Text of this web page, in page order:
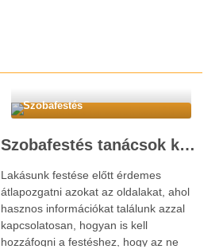
Szobafestés
Szobafestés tanácsok kezdőknek
Lakásunk festése előtt érdemes
átlapozgatni azokat az oldalakat, ahol
hasznos információkat találunk azzal
kapcsolatosan, hogyan is kell
hozzáfogni a festéshez, hogy az ne